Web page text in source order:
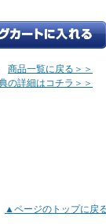
商品一覧に戻る＞＞
の詳細はコチラ＞＞
▲ページのトップに戻